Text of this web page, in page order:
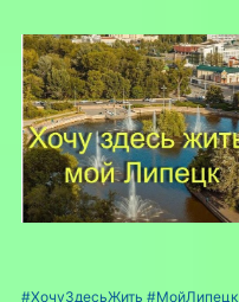
#ХочуЗдесьЖить #МойЛипецк